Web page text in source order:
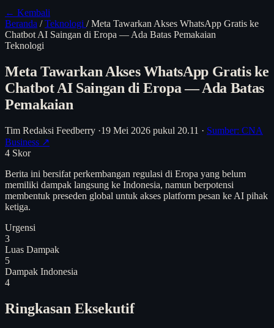
← Kembali
Beranda / Teknologi / Meta Tawarkan Akses WhatsApp Gratis ke
Chatbot AI Saingan di Eropa — Ada Batas Pemakaian
Teknologi
Meta Tawarkan Akses WhatsApp Gratis ke
Chatbot AI Saingan di Eropa — Ada Batas
Pemakaian
Tim Redaksi Feedberry ·19 Mei 2026 pukul 20.11 · Sumber: CNA
Business ↗
4 Skor
Berita ini bersifat perkembangan regulasi di Eropa yang belum
memiliki dampak langsung ke Indonesia, namun berpotensi
membentuk preseden global untuk akses platform pesan ke AI pihak
ketiga.
Urgensi
3
Luas Dampak
5
Dampak Indonesia
4
Ringkasan Eksekutif